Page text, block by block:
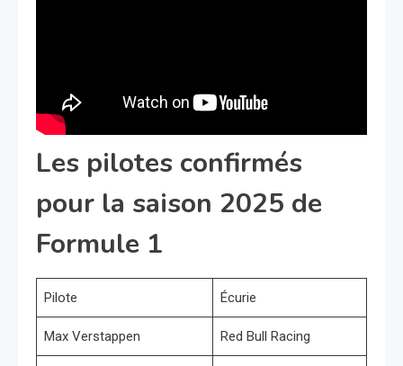
Les pilotes confirmés
pour la saison 2025 de
Formule 1
Pilote Écurie
Max Verstappen Red Bull Racing